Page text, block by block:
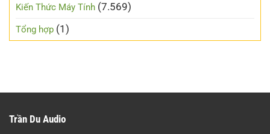
Kiến Thức Máy Tính (7.569)
Tổng hợp (1)
Trần Du Audio